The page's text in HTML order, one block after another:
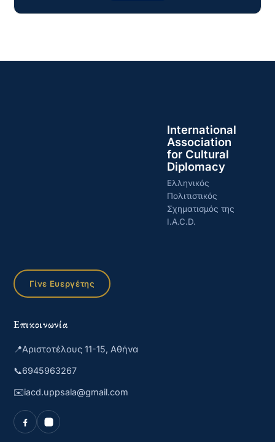
International
Association
for Cultural
Diplomacy
Ελληνικός
Πολιτιστικός
Σχηματισμός της
I.A.C.D.
Γίνε Ευεργέτης
Επικοινωνία
📍Αριστοτέλους 11-15, Αθήνα
📞6945963267
✉️iacd.uppsala@gmail.com